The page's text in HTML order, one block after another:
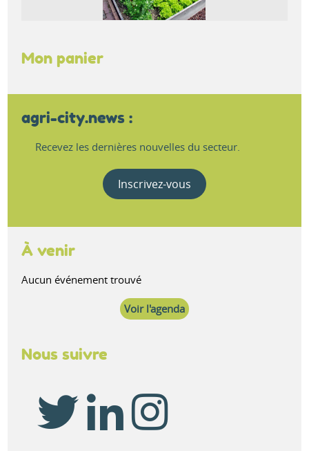
Mon panier
agri-city.news :
Recevez les dernières nouvelles du secteur.
Inscrivez-vous
À venir
Aucun événement trouvé
Voir l'agenda
Nous suivre